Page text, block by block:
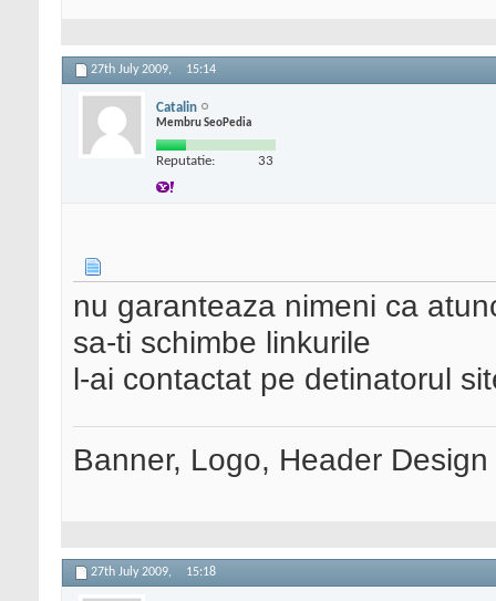
27th July 2009, 15:14
Catalin
Membru SeoPedia
Reputatie: 33
nu garanteaza nimeni ca
sa-ti schimbe linkurile
l-ai contactat pe detinatorul
Banner, Logo, Header
27th July 2009, 15:18